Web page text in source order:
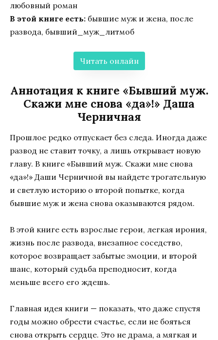
любовный роман
В этой книге есть: бывшие муж и жена, после
развода, бывший_муж_литмоб
Читать онлайн
Аннотация к книге «Бывший муж.
Скажи мне снова «да»!» Даша
Черничная
Прошлое редко отпускает без следа. Иногда даже
развод не ставит точку, а лишь открывает новую
главу. В книге «Бывший муж. Скажи мне снова
«да»!» Даши Черничной вы найдете трогательную
и светлую историю о второй попытке, когда
бывшие муж и жена снова оказываются рядом.
В этой книге есть взрослые герои, легкая ирония,
жизнь после развода, внезапное соседство,
которое возвращает забытые эмоции, и второй
шанс, который судьба преподносит, когда
меньше всего его ждешь.
Главная идея книги — показать, что даже спустя
годы можно обрести счастье, если не бояться
снова открыть сердце. Это не драма, а мягкая и